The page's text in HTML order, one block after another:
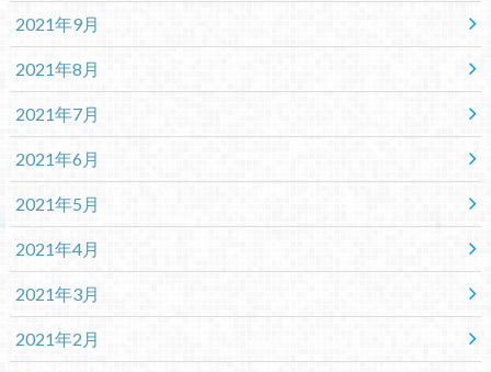
2021年9月
2021年8月
2021年7月
2021年6月
2021年5月
2021年4月
2021年3月
2021年2月